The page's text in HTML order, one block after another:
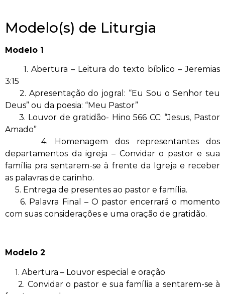
Modelo(s) de Liturgia
Modelo 1
1. Abertura – Leitura do texto bíblico – Jeremias
3:15
2. Apresentação do jogral: “Eu Sou o Senhor teu
Deus” ou da poesia: “Meu Pastor”
3. Louvor de gratidão- Hino 566 CC: “Jesus, Pastor
Amado”
4. Homenagem dos representantes dos
departamentos da igreja – Convidar o pastor e sua
família pra sentarem-se à frente da Igreja e receber
as palavras de carinho.
5. Entrega de presentes ao pastor e família.
6. Palavra Final – O pastor encerrará o momento
com suas considerações e uma oração de gratidão.
Modelo 2
1. Abertura – Louvor especial e oração
2. Convidar o pastor e sua família a sentarem-se à